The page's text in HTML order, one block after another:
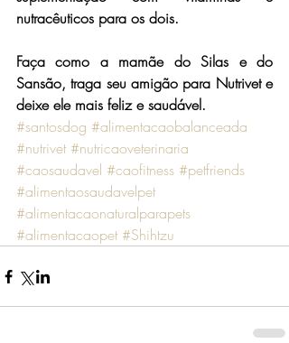
nutracêuticos para os dois.
Faça como a mamãe do Silas e do
Sansão, traga seu amigão para Nutrivet e
deixe ele mais feliz e saudável.
#santosdog #alimentacaobalanceada
#nutrivet #nutricaoveterinaria
#caosaudavel #caofitness #petfriends
#alimentaosaudavelpet
#alimentacaonaturalparapets
#alimentacaopet #Shihtzu